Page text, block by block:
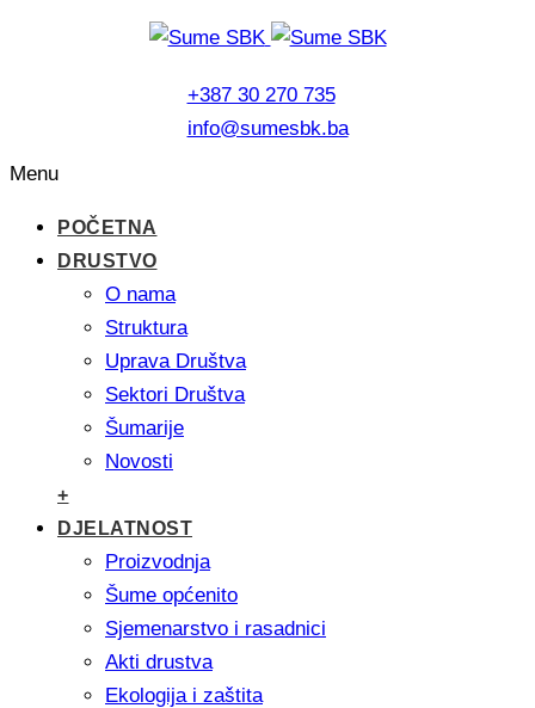
+387 30 270 735
info@sumesbk.ba
Menu
POČETNA
DRUSTVO
O nama
Struktura
Uprava Društva
Sektori Društva
Šumarije
Novosti
+
DJELATNOST
Proizvodnja
Šume općenito
Sjemenarstvo i rasadnici
Akti drustva
Ekologija i zaštita